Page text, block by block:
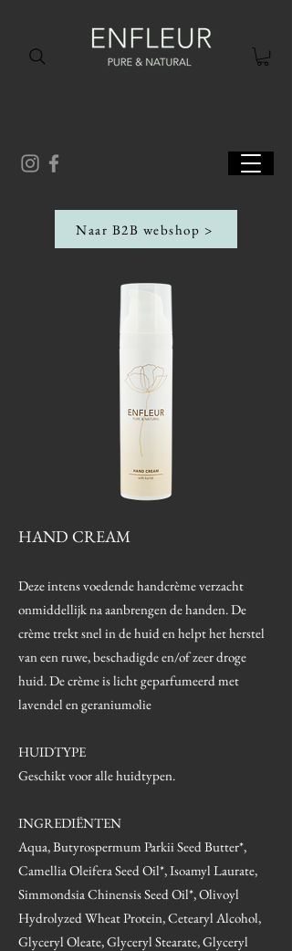
Naar B2B webshop >
HAND CREAM
Deze intens voedende handcrème verzacht
onmiddellijk na aanbrengen de handen. De
crème trekt snel in de huid en helpt het herstel
van een ruwe, beschadigde en/of zeer droge
huid. De crème is licht geparfumeerd met
lavendel en geraniumolie
HUIDTYPE
Geschikt voor alle huidtypen.
INGREDIËNTEN
Aqua, Butyrospermum Parkii Seed Butter*,
Camellia Oleifera Seed Oil*, Isoamyl Laurate,
Simmondsia Chinensis Seed Oil*, Olivoyl
Hydrolyzed Wheat Protein, Cetearyl Alcohol,
Glyceryl Oleate, Glyceryl Stearate, Glyceryl